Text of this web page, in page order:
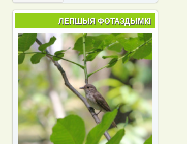
ЛЕПШЫЯ ФОТАЗДЫМКІ